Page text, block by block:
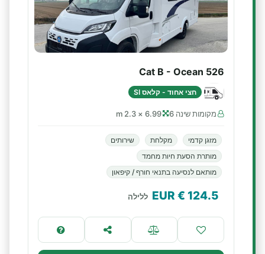
Cat B - Ocean 526
חצי אחוד - קלאס SI
מקומות שינה 6 6.99 × 2.3 m
מזגן קדמי מקלחת
שירותים
מותרת הסעת חיות מחמד
מותאם לנסיעה בתנאי חורף / קיפאון
124.5
€ EUR ללילה